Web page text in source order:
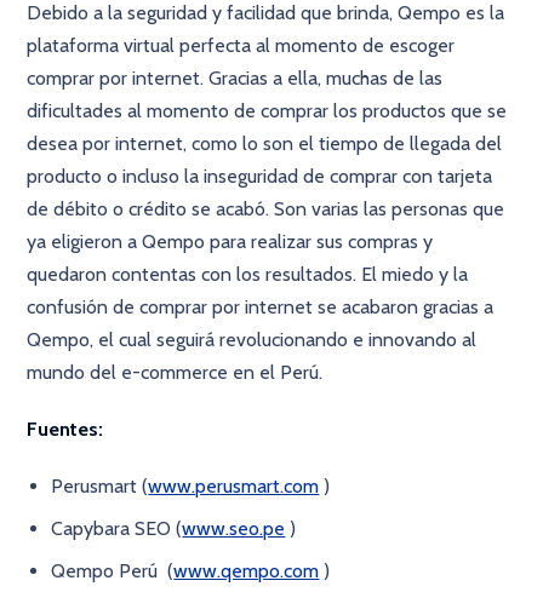
Debido a la seguridad y facilidad que brinda, Qempo es la
plataforma virtual perfecta al momento de escoger
comprar por internet. Gracias a ella, muchas de las
dificultades al momento de comprar los productos que se
desea por internet, como lo son el tiempo de llegada del
producto o incluso la inseguridad de comprar con tarjeta
de débito o crédito se acabó. Son varias las personas que
ya eligieron a Qempo para realizar sus compras y
quedaron contentas con los resultados. El miedo y la
confusión de comprar por internet se acabaron gracias a
Qempo, el cual seguirá revolucionando e innovando al
mundo del e-commerce en el Perú.
Fuentes:
Perusmart (www.perusmart.com )
Capybara SEO (www.seo.pe )
Qempo Perú (www.qempo.com )